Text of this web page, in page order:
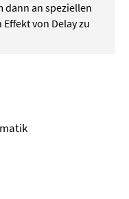
an speziellen
von Delay zu